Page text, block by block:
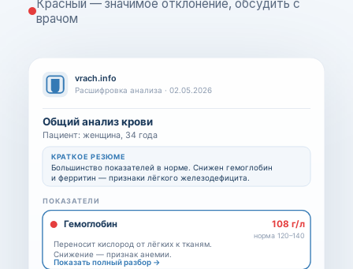
Красный — значимое отклонение, обсудить с
врачом
vrach.info
Расшифровка анализа · 02.05.2026
Общий анализ крови
Пациент: женщина, 34 года
КРАТКОЕ РЕЗЮМЕ
Большинство показателей в норме. Снижен гемоглобин
и ферритин — признаки лёгкого железодефицита.
ПОКАЗАТЕЛИ
Гемоглобин 108 г/л
норма 120–140
Переносит кислород от лёгких к тканям.
Снижение — признак анемии.
Показать полный разбор →